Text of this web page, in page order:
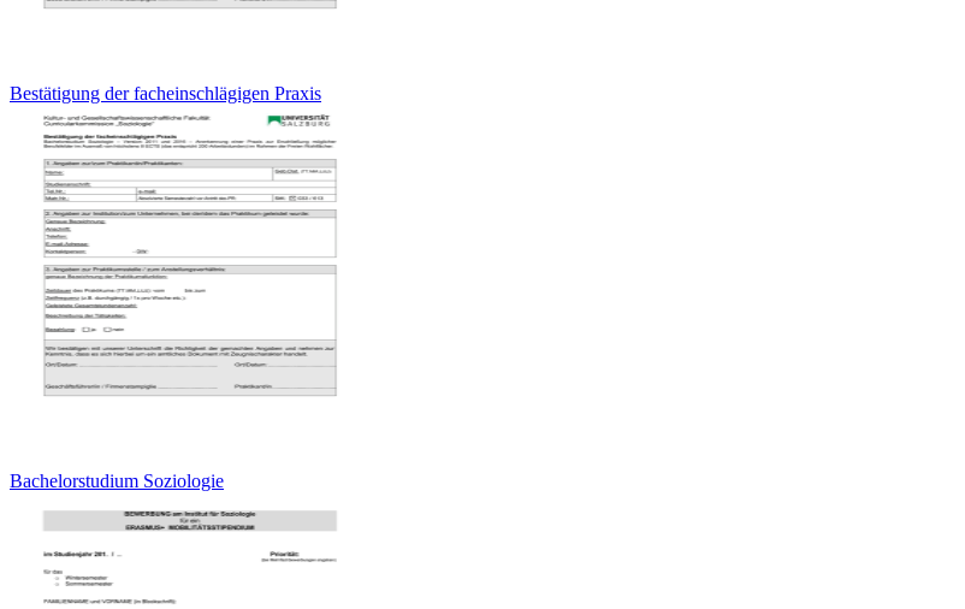
Bestätigung der facheinschlägigen Praxis
Bachelorstudium Soziologie